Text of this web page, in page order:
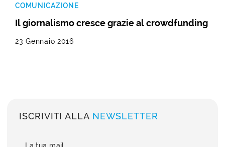
COMUNICAZIONE
Il giornalismo cresce grazie al crowdfunding
23 Gennaio 2016
ISCRIVITI ALLA NEWSLETTER